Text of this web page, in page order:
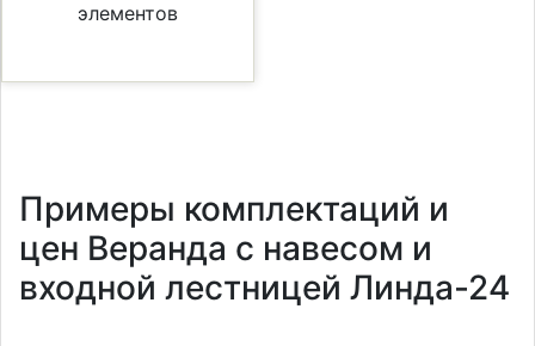
элементов
Примеры комплектаций и
цен Веранда с навесом и
входной лестницей Линда-24